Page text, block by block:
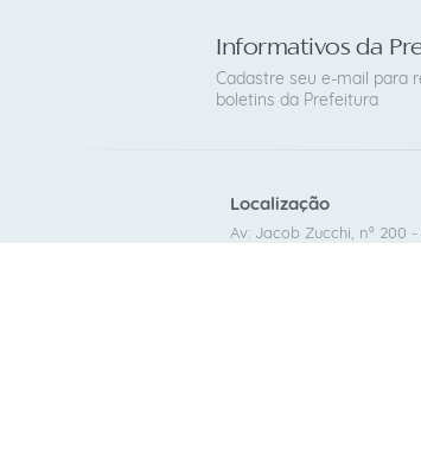
Informativos da
Cadastre seu e-mail para
boletins da Prefeitura
Localização
Av: Jacob Zucchi, nº 200 -